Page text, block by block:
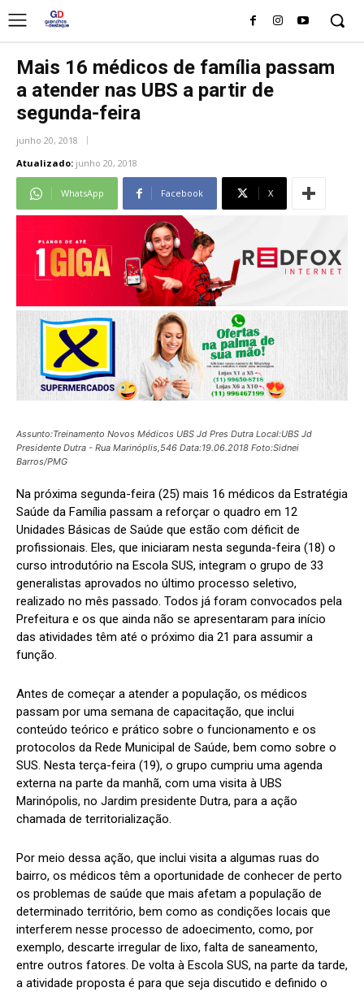
Mais 16 médicos de família passam
a atender nas UBS a partir de
segunda-feira
junho 20, 2018
Atualizado: junho 20, 2018
WhatsApp Facebook X
Assunto:Treinamento Novos Médicos UBS Jd Pres Dutra Local:UBS Jd
Presidente Dutra - Rua Marinóplis,546 Data:19.06.2018 Foto:Sidnei
Barros/PMG
Na próxima segunda-feira (25) mais 16 médicos da Estratégia
Saúde da Família passam a reforçar o quadro em 12
Unidades Básicas de Saúde que estão com déficit de
profissionais. Eles, que iniciaram nesta segunda-feira (18) o
curso introdutório na Escola SUS, integram o grupo de 33
generalistas aprovados no último processo seletivo,
realizado no mês passado. Todos já foram convocados pela
Prefeitura e os que ainda não se apresentaram para início
das atividades têm até o próximo dia 21 para assumir a
função.
Antes de começar a atender a população, os médicos
passam por uma semana de capacitação, que inclui
conteúdo teórico e prático sobre o funcionamento e os
protocolos da Rede Municipal de Saúde, bem como sobre o
SUS. Nesta terça-feira (19), o grupo cumpriu uma agenda
externa na parte da manhã, com uma visita à UBS
Marinópolis, no Jardim presidente Dutra, para a ação
chamada de territorialização.
Por meio dessa ação, que inclui visita a algumas ruas do
bairro, os médicos têm a oportunidade de conhecer de perto
os problemas de saúde que mais afetam a população de
determinado território, bem como as condições locais que
interferem nesse processo de adoecimento, como, por
exemplo, descarte irregular de lixo, falta de saneamento,
entre outros fatores. De volta à Escola SUS, na parte da tarde,
a atividade proposta é para que seja discutido e definido o